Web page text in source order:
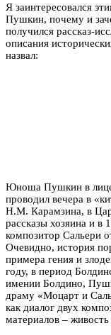
Я заинтересовался
Пушкин, почему и
получился рассказ-
описания
назвал:
Юноша Пушкин в
проводил вечера в
Н.М. Карамзина, в
рассказы хозяина и в
композитор Сальери
Очевидно, история
примера гения и
году, в период
имении Болдино,
драму «Моцарт и
как диалог двух
материалов –